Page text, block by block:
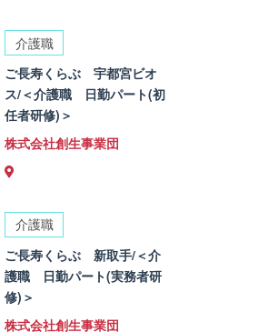
介護職
ご長寿くらぶ 宇都宮ビオ
ス/＜介護職 日勤パート(初
任者研修)＞
株式会社創生事業団
介護職
ご長寿くらぶ 新取手/＜介
護職 日勤パート(実務者研
修)＞
株式会社創生事業団